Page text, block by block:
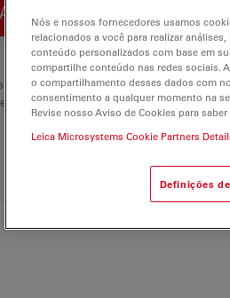
solution. Explore our Objective
alternatives, and find the best fit for
Nós e nossos fornecedores usamos
relacionados a você para realizar
conteúdo personalizados com base em
compartilhe conteúdo nas redes sociais.
o compartilhamento desses dados com
consentimento a qualquer momento na
Revise nosso Aviso de Cookies para
Leica Microsystems Cookie Partners
Definições